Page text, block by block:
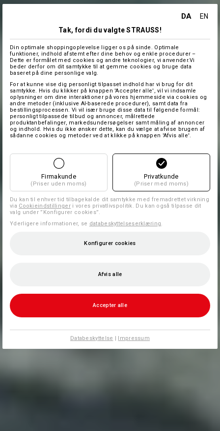
DA
EN
Tak, fordi du valgte STRAUSS!
Din optimale shoppingoplevelse ligger os på sinde. Optimale
funktioner, indhold afstemt efter dine behov og enkle procedurer –
Dette er formålet med cookies og andre teknologier, vi anvender.Vi
beder derfor om dit samtykke til at gemme cookies og bruge data
baseret på dine personlige valg.
For at kunne vise dig personligt tilpasset indhold har vi brug for dit
samtykke. Hvis du klikker på knappen 'Accepter alle', vil vi indsamle
oplysninger om dine interaktioner på vores hjemmeside via cookies og
andre metoder (inklusive AI-baserede procedurer), samt data fra
bestillingsprocessen. Vi vil især bruge disse data til følgende formål:
personligt tilpassede tilbud og annoncer, målrettede
produktanbefalinger, markedsundersøgelser samt måling af annoncer
og indhold. Hvis du ikke ønsker dette, kan du vælge at afvise brugen af
sådanne cookies og metoder ved at klikke på knappen 'Afvis alle'.
Firmakunde
(Priser uden moms)
Privatkunde
(Priser med moms)
Du kan til enhver tid tilbagekalde dit samtykke med fremadrettet virkning
via Cookieindstillingeri vores privatlivspolitik. Du kan også tilpasse dit
valg under ”Konfigurer cookies”.
Yderligere informationer, se databeskyttelseserklæring
Konfigurer cookies
Afvis alle
Accepter alle
Databeskyttelse | Impressum